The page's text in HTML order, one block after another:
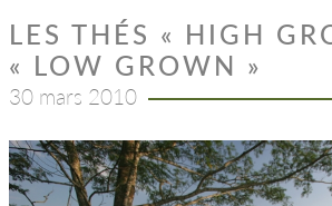
LES THÉS « HIGH
« LOW GROWN »
30 mars 2010